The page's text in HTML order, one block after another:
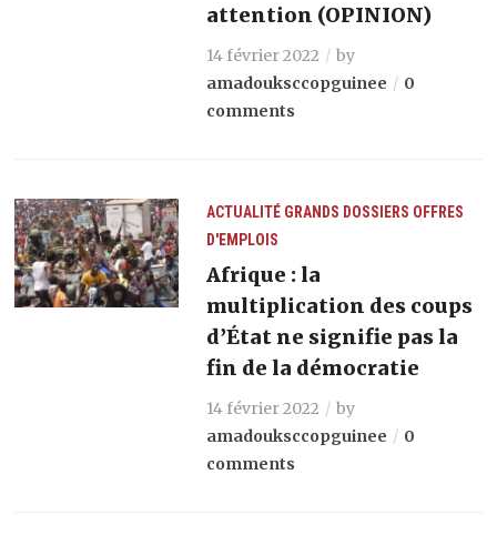
attention (OPINION)
14 février 2022
by
amadouksccopguinee
0
comments
ACTUALITÉ GRANDS DOSSIERS OFFRES
D'EMPLOIS
Afrique : la
multiplication des coups
d’État ne signifie pas la
fin de la démocratie
14 février 2022
by
amadouksccopguinee
0
comments